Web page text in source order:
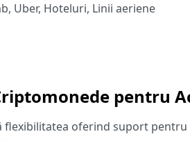
Uber, Hoteluri, Linii aeriene
pentru
flexibilitatea oferind suport